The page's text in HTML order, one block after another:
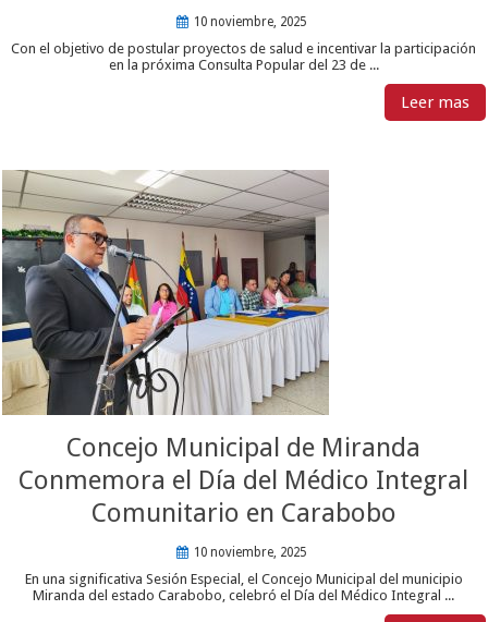
10 noviembre, 2025
Con el objetivo de postular proyectos de salud e incentivar la participación
en la próxima Consulta Popular del 23 de ...
Leer mas
Concejo Municipal de Miranda
Conmemora el Día del Médico Integral
Comunitario en Carabobo
10 noviembre, 2025
En una significativa Sesión Especial, el Concejo Municipal del municipio
Miranda del estado Carabobo, celebró el Día del Médico Integral ...